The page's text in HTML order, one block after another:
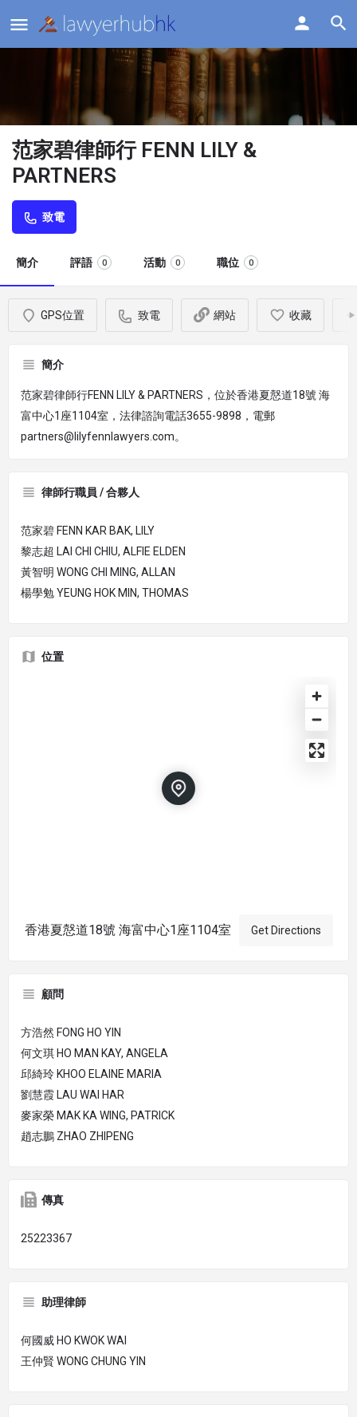
范家碧律師行 FENN LILY &
PARTNERS
致電
簡介 評語 0 活動 0 職位 0
GPS位置 致電 網站 收藏
簡介
范家碧律師行FENN LILY & PARTNERS，位於香港夏慤道18號 海
富中心1座1104室，法律諮詢電話3655-9898，電郵
partners@lilyfennlawyers.com。
律師行職員 / 合夥人
范家碧 FENN KAR BAK, LILY
黎志超 LAI CHI CHIU, ALFIE ELDEN
黃智明 WONG CHI MING, ALLAN
楊學勉 YEUNG HOK MIN, THOMAS
位置
香港夏慤道18號 海富中心1座1104室 Get Directions
顧問
方浩然 FONG HO YIN
何文琪 HO MAN KAY, ANGELA
邱綺玲 KHOO ELAINE MARIA
劉慧霞 LAU WAI HAR
麥家榮 MAK KA WING, PATRICK
趙志鵬 ZHAO ZHIPENG
傳真
25223367
助理律師
何國威 HO KWOK WAI
王仲賢 WONG CHUNG YIN